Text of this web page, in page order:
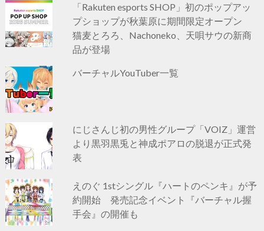
「Rakuten esports SHOP」初のポップアッ
プショップが秋葉原に期間限定オープン
猫麦とろろ、Nachoneko、天唄サウの新商
品が登場
バーチャルYouTuber一覧
にじさんじ初の男性グループ「VOIZ」運営
より黒羽黒兎と神成ポアロの脱退が正式発
表
えのぐ 1stシングル『ハートのペンキ』が予
約開始 発売記念イベント『バーチャル握
手会』の開催も